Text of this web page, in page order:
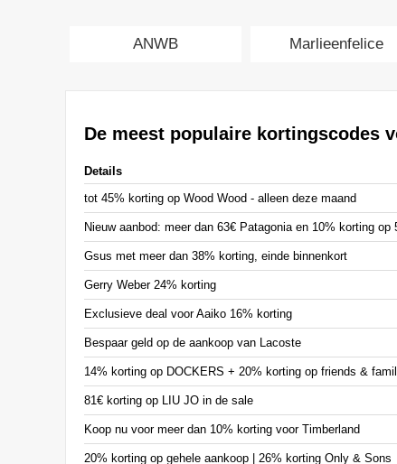
ANWB Marlieenfelice
De meest populaire kortingscodes
Details
tot 45% korting op Wood Wood - alleen deze maand
Nieuw aanbod: meer dan 63€ Patagonia en 10% korting op
Gsus met meer dan 38% korting, einde binnenkort
Gerry Weber 24% korting
Exclusieve deal voor Aaiko 16% korting
Bespaar geld op de aankoop van Lacoste
14% korting op DOCKERS + 20% korting op friends &
81€ korting op LIU JO in de sale
Koop nu voor meer dan 10% korting voor Timberland
20% korting op gehele aankoop | 26% korting Only & Sons